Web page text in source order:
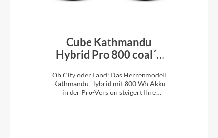
Cube Kathmandu
Hybrid Pro 800 coal´n
Ob City oder Land: Das Herrenmodell
Kathmandu Hybrid mit 800 Wh Akku
in der Pro-Version steigert Ihre